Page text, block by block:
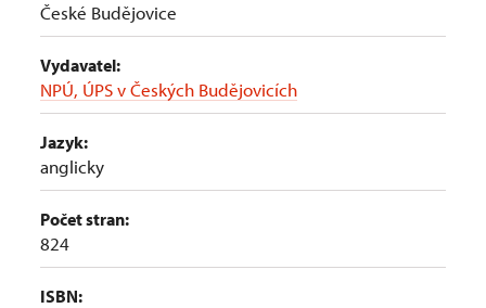
České Budějovice
Vydavatel:
NPÚ, ÚPS v Českých Budějovicích
Jazyk:
anglicky
Počet stran:
824
ISBN: